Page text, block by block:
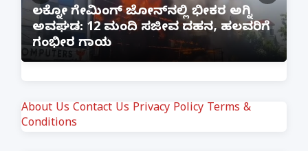
ಲಕ್ನೋ ಗೇಮಿಂಗ್ ಜೋನ್‌ನಲ್ಲಿ ಭೀಕರ ಅಗ್ನಿ
ಅವಘಡ: 12 ಮಂದಿ ಸಜೀವ ದಹನ, ಹಲವರಿಗೆ
ಗಂಭೀರ ಗಾಯ
About Us Contact Us Privacy Policy Terms &
Conditions